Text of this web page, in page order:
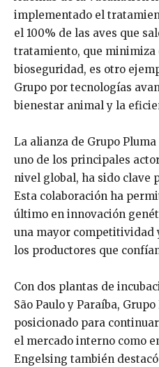
implementado el
el 100% de las aves que
tratamiento, que minimiza
bioseguridad, es otro
Grupo por tecnologías
bienestar animal y la
La alianza de Grupo
uno de los principales
nivel global, ha sido clave
Esta colaboración ha
último en innovación
una mayor competitividad
los productores que
Con dos plantas de
São Paulo y Paraíba,
posicionado para
el mercado interno como
Engelsing también